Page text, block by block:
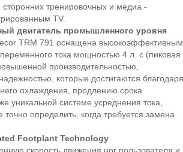
сторонних тренировочных и медиа -
TV.
двигатель промышленного уровня
TRM 791 оснащена высокоэффективным
тока мощностью 4 л. с (пиковая
производительностью,
которые достигаются благодаря
охлаждения, продлению срока
уникальной системе усреднения тока,
определить, когда требуется замена
Footplant Technology